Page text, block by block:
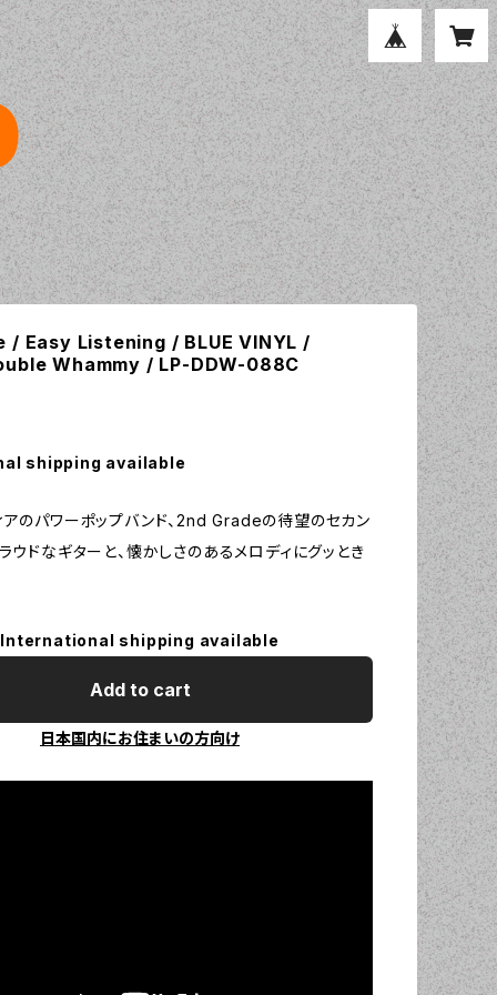
/ Easy Listening / BLUE VINYL /
Whammy / LP-DDW-088C
shipping available
アのパワーポップバンド、2nd Gradeの待望のセカン
ラウドなギターと、懐かしさのあるメロディにグッとき
International shipping available
Add to cart
日本国内にお住まいの方向け